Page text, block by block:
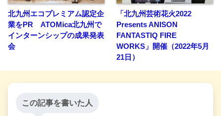
北九州エコプレミアム認定企
業をPR ATOMica北九州で
インターンシップの成果発表
会
「北九州芸術花火2022
Presents ANISON
FANTASTIQ FIRE
WORKS」開催（2022年5月
21日）
この記事を書いた人